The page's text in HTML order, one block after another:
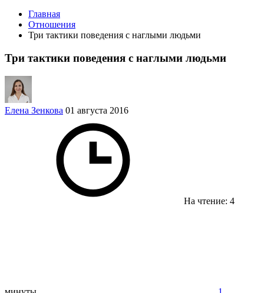
Главная
Отношения
Три тактики поведения с наглыми людьми
Три тактики поведения с наглыми людьми
Елена Зенкова 01 августа 2016
На чтение: 4